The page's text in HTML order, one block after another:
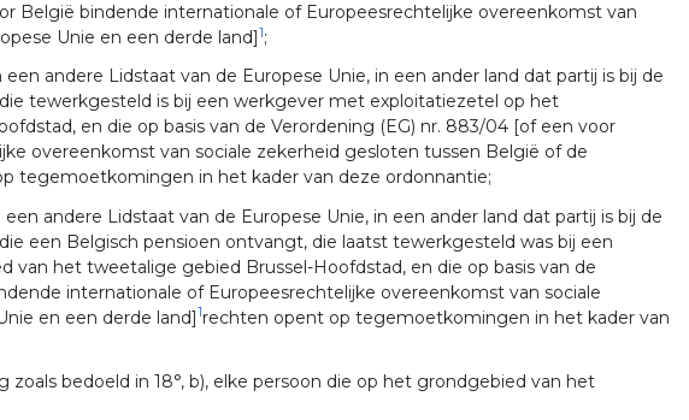
België bindende internationale of Europeesrechtelijke overeenkomst van
Unie en een derde land]1;
andere Lidstaat van de Europese Unie, in een ander land dat partij is bij de
tewerkgesteld is bij een werkgever met exploitatiezetel op het
en die op basis van de Verordening (EG) nr. 883/04 [of een voor
overeenkomst van sociale zekerheid gesloten tussen België of de
tegemoetkomingen in het kader van deze ordonnantie;
andere Lidstaat van de Europese Unie, in een ander land dat partij is bij de
een Belgisch pensioen ontvangt, die laatst tewerkgesteld was bij een
het tweetalige gebied Brussel-Hoofdstad, en die op basis van de
internationale of Europeesrechtelijke overeenkomst van sociale
en een derde land]1rechten opent op tegemoetkomingen in het kader van
bedoeld in 18°, b), elke persoon die op het grondgebied van het